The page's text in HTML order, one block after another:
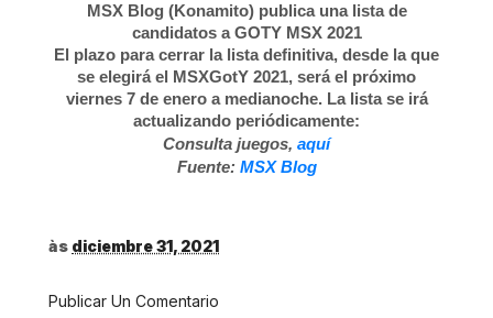
MSX Blog (Konamito) publica una lista de
candidatos a GOTY MSX 2021
El plazo para cerrar la lista definitiva, desde la que
se elegirá el MSXGotY 2021, será el próximo
viernes 7 de enero a medianoche. La lista se irá
actualizando periódicamente:
Consulta juegos, aquí
Fuente: MSX Blog
às diciembre 31, 2021
Publicar Un Comentario